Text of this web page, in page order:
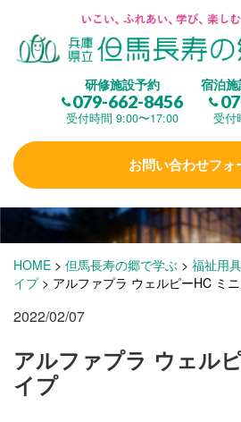
研修施設予約
079-662-8456
受付時間 9:00〜17:00
宿泊
受付
お問い合わせフォ
但馬長寿の郷とは
(研修施設)
楽しむ
学 ぶ(健康福祉)
泊まる(宿泊)
施設・料金
HOME > 但馬長寿の郷で学ぶ > 福祉用具
イプ> アルファプラ ウェルピーHC ミ
2022/02/07
アルファプラ ウェル
イプ